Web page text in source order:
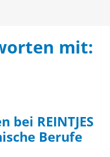
mit:
bei REINTJES
Berufe